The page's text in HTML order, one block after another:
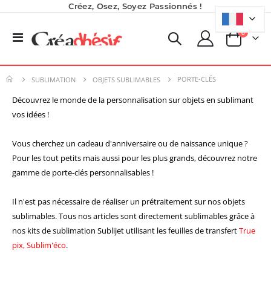
Créez, Osez, Soyez Passionnés !
Basculer
Panier
0produits
SUBLIMATION OBJETS SUBLIMABLES PORTE-CLÉS
Découvrez le monde de la personnalisation sur objets en sublimant
vos idées !
Vous cherchez un cadeau d'anniversaire ou de naissance unique ?
Pour les tout petits mais aussi pour les plus grands, découvrez notre
gamme de porte-clés personnalisables !
Il n'est pas nécessaire de réaliser un prétraitement sur nos objets
sublimables. Tous nos articles sont directement sublimables grâce à
nos kits de sublimation Sublijet utilisant les feuilles de transfertTrue
pix, Sublim'éco.
0,00 €
0,00 €
59,99 €
49,99 €
49,00 €
40,83 €
9,90 €
8,25 €
À partir de 5,40 €